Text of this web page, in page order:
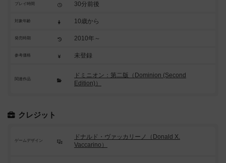
プレイ時間 30分前後
対象年齢 10歳から
発売時期 2010年～
参考価格 未登録
関連作品
ドミニオン：第二版（Dominion (Second
Edition)）
クレジット
ゲームデザイン
ドナルド・ヴァッカリーノ（Donald X.
Vaccarino）